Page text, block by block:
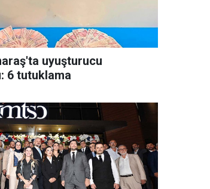
uyuşturucu
6 tutuklama